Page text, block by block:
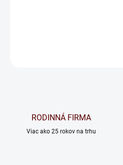
RODINNÁ FIRMA
Viac ako 25 rokov na trhu